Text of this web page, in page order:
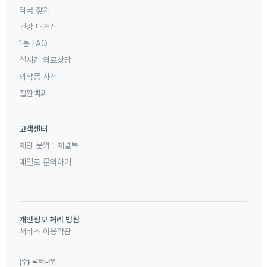
약국 찾기
건강 매거진
1분 FAQ
실시간 의료상담
의약품 사전
질환백과
고객센터
채팅 문의 : 채널톡
메일로 문의하기
개인정보 처리 방침
서비스 이용약관
(주) 닥터나우